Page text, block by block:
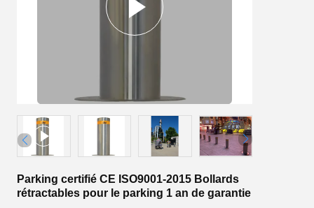
Parking certifié CE ISO9001-2015 Bollards
rétractables pour le parking 1 an de garantie